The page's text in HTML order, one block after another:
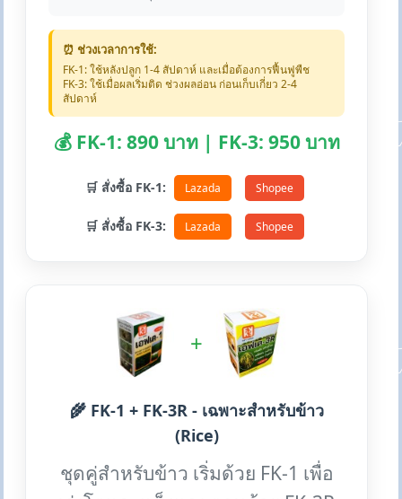
⏰ ช่วงเวลาการใช้:
FK-1: ใช้หลังปลูก 1-4 สัปดาห์ และเมื่อต้องการฟื้นฟูพืช
FK-3: ใช้เมื่อผลเริ่มติด ช่วงผลอ่อน ก่อนเก็บเกี่ยว 2-4
สัปดาห์
💰 FK-1: 890 บาท | FK-3: 950 บาท
🛒 สั่งซื้อ FK-1: Lazada Shopee
🛒 สั่งซื้อ FK-3: Lazada Shopee
+
🌾 FK-1 + FK-3R - เฉพาะสำหรับข้าว
(Rice)
ชุดคู่สำหรับข้าว เริ่มด้วย FK-1 เพื่อ